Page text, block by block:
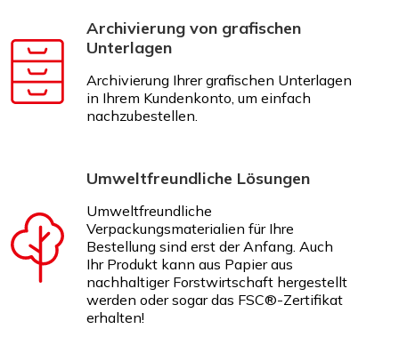
Archivierung von grafischen
Unterlagen
Archivierung Ihrer grafischen Unterlagen
in Ihrem Kundenkonto, um einfach
nachzubestellen.
Umweltfreundliche Lösungen
Umweltfreundliche
Verpackungsmaterialien für Ihre
Bestellung sind erst der Anfang. Auch
Ihr Produkt kann aus Papier aus
nachhaltiger Forstwirtschaft hergestellt
werden oder sogar das FSC®-Zertifikat
erhalten!